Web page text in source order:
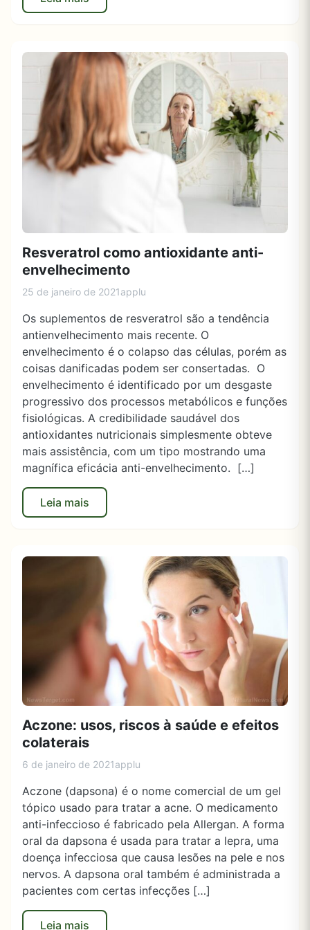
Resveratrol como antioxidante anti-
envelhecimento
25 de janeiro de 2021applu
Os suplementos de resveratrol são a tendência
antienvelhecimento mais recente. O
envelhecimento é o colapso das células, porém as
coisas danificadas podem ser consertadas. O
envelhecimento é identificado por um desgaste
progressivo dos processos metabólicos e funções
fisiológicas. A credibilidade saudável dos
antioxidantes nutricionais simplesmente obteve
mais assistência, com um tipo mostrando uma
magnífica eficácia anti-envelhecimento. […]
Leia mais
Aczone: usos, riscos à saúde e efeitos
colaterais
6 de janeiro de 2021applu
Aczone (dapsona) é o nome comercial de um gel
tópico usado para tratar a acne. O medicamento
anti-infeccioso é fabricado pela Allergan. A forma
oral da dapsona é usada para tratar a lepra, uma
doença infecciosa que causa lesões na pele e nos
nervos. A dapsona oral também é administrada a
pacientes com certas infecções […]
Leia mais